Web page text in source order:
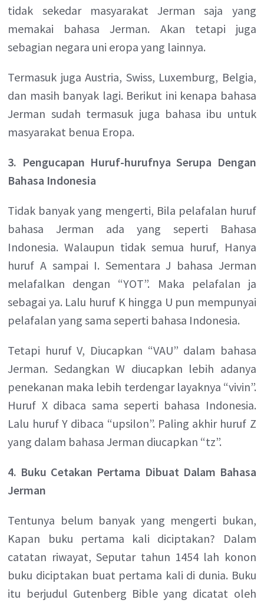
tidak sekedar masyarakat Jerman saja yang
memakai bahasa Jerman. Akan tetapi juga
sebagian negara uni eropa yang lainnya.
Termasuk juga Austria, Swiss, Luxemburg, Belgia,
dan masih banyak lagi. Berikut ini kenapa bahasa
Jerman sudah termasuk juga bahasa ibu untuk
masyarakat benua Eropa.
3. Pengucapan Huruf-hurufnya Serupa Dengan
Bahasa Indonesia
Tidak banyak yang mengerti, Bila pelafalan huruf
bahasa Jerman ada yang seperti Bahasa
Indonesia. Walaupun tidak semua huruf, Hanya
huruf A sampai I. Sementara J bahasa Jerman
melafalkan dengan “YOT”. Maka pelafalan ja
sebagai ya. Lalu huruf K hingga U pun mempunyai
pelafalan yang sama seperti bahasa Indonesia.
Tetapi huruf V, Diucapkan “VAU” dalam bahasa
Jerman. Sedangkan W diucapkan lebih adanya
penekanan maka lebih terdengar layaknya “vivin”.
Huruf X dibaca sama seperti bahasa Indonesia.
Lalu huruf Y dibaca “upsilon”. Paling akhir huruf Z
yang dalam bahasa Jerman diucapkan “tz”.
4. Buku Cetakan Pertama Dibuat Dalam Bahasa
Jerman
Tentunya belum banyak yang mengerti bukan,
Kapan buku pertama kali diciptakan? Dalam
catatan riwayat, Seputar tahun 1454 lah konon
buku diciptakan buat pertama kali di dunia. Buku
itu berjudul Gutenberg Bible yang dicatat oleh